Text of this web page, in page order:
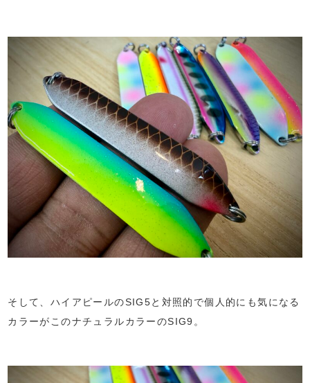
そして、ハイアピールのSIG5と対照的で個人的にも気になる
カラーがこのナチュラルカラーのSIG9。